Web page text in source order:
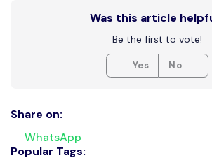
Was this article
Be the first to vote!
Yes No
Share on:
WhatsApp
Popular Tags: